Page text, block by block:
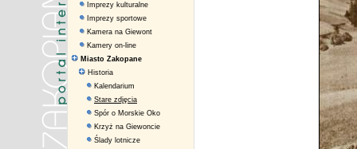
Imprezy kulturalne
Imprezy sportowe
Kamera na Giewont
Kamery on-line
Miasto Zakopane
Historia
Kalendarium
Stare zdjęcia
Spór o Morskie Oko
Krzyż na Giewoncie
Ślady lotnicze